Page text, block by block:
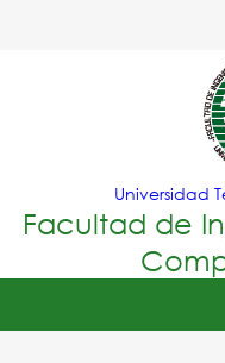
Universidad
Facultad de